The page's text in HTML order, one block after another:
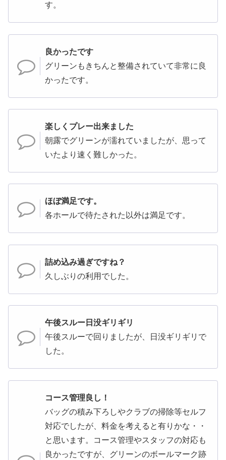
す。
良かったです
グリーンもきちんと整備されていて非常に良
かったです。
楽しくプレー出来ました
朝露でグリーンが濡れていましたが、思って
いたより速く難しかった。
ほぼ満足です。
各ホールで待たされた以外は満足です。
詰め込み過ぎですね？
久しぶりの利用でした。
午後スルー日没ギリギリ
午後スルーで回りましたが、日没ギリギリで
した。
コース管理良し！
バッグの積み下ろしやクラブの掃除等セルフ
対応でしたが、料金を考えると有りかな・・
と思います。コース管理やスタッフの対応も
良かったですが、グリーンのボールマーク跡